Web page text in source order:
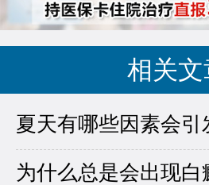
相关文
夏天有哪些因素会引
为什么总是会出现白